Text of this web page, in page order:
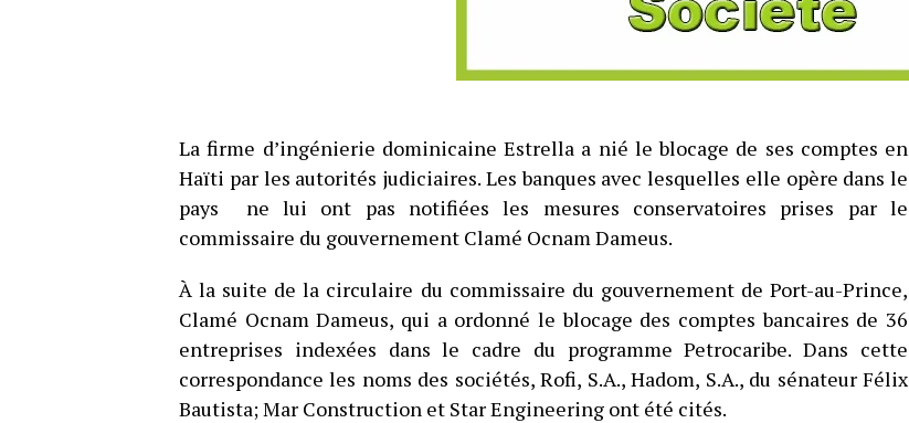
La firme d’ingénierie dominicaine Estrella a nié le blocage de ses comptes en
Haïti par les autorités judiciaires. Les banques avec lesquelles elle opère dans le
pays ne lui ont pas notifiées les mesures conservatoires prises par le
commissaire du gouvernement Clamé Ocnam Dameus.
À la suite de la circulaire du commissaire du gouvernement de Port-au-Prince,
Clamé Ocnam Dameus, qui a ordonné le blocage des comptes bancaires de 36
entreprises indexées dans le cadre du programme Petrocaribe. Dans cette
correspondance les noms des sociétés, Rofi, S.A., Hadom, S.A., du sénateur Félix
Bautista; Mar Construction et Star Engineering ont été cités.